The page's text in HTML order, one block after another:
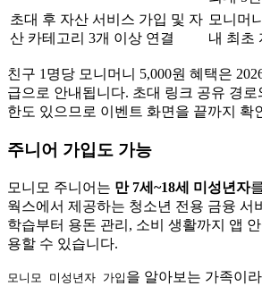
초대 후 자산 서비스 가입 및 자
산 카테고리 3개 이상 연결
모니머
내 최초
친구 1명당 모니머니 5,000원 혜택은
급으로 안내됩니다. 초대 링크 공유 경로
한도 있으므로 이벤트 화면을 끝까지 확
주니어 가입도 가능
모니모 주니어는 만 7세~18세 미성년자
웍스에서 제공하는 청소년 전용 금융 서
학습부터 용돈 관리, 소비 생활까지 앱
용할 수 있습니다.
모니모 미성년자 가입 을 알아보는 가족이